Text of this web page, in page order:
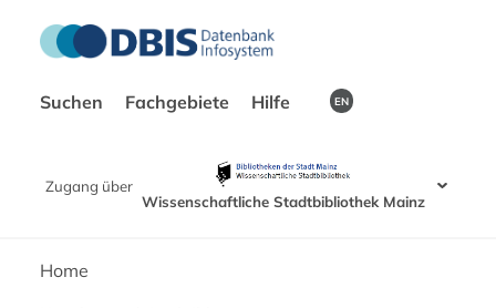
Suchen Fachgebiete Hilfe EN
Zugang über
Wissenschaftliche Stadtbibliothek Mainz
Home